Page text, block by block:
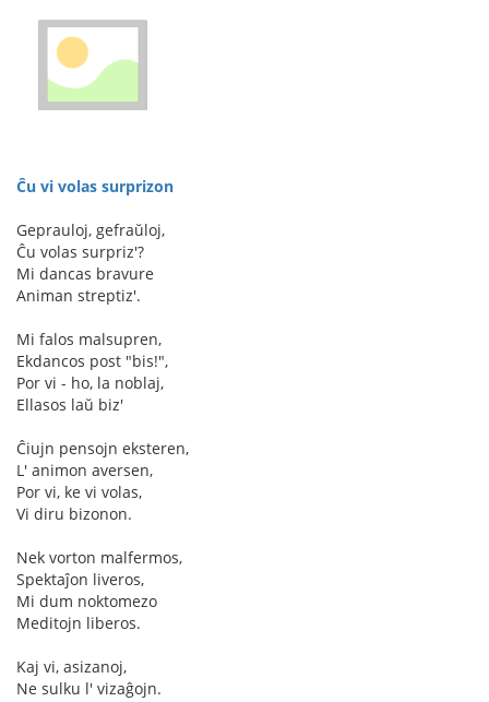
Ĉu vi volas surprizon
Geprauloj, gefraŭloj,
Ĉu volas surpriz'?
Mi dancas bravure
Animan streptiz'.
Mi falos malsupren,
Ekdancos post "bis!",
Por vi - ho, la noblaj,
Ellasos laŭ biz'
Ĉiujn pensojn eksteren,
L' animon aversen,
Por vi, ke vi volas,
Vi diru bizonon.
Nek vorton malfermos,
Spektaĵon liveros,
Mi dum noktomezo
Meditojn liberos.
Kaj vi, asizanoj,
Ne sulku l' vizaĝojn.